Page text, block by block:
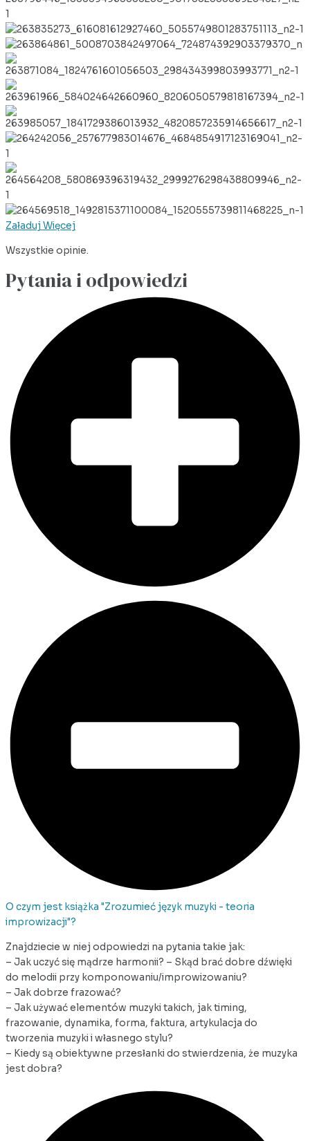
Załaduj Więcej
Wszystkie opinie.
Pytania i odpowiedzi
O czym jest książka "Zrozumieć język muzyki - teoria
improwizacji"?
Znajdziecie w niej odpowiedzi na pytania takie jak:
– Jak uczyć się mądrze harmonii? – Skąd brać dobre dźwięki
do melodii przy komponowaniu/improwizowaniu?
– Jak dobrze frazować?
– Jak używać elementów muzyki takich, jak timing,
frazowanie, dynamika, forma, faktura, artykulacja do
tworzenia muzyki i własnego stylu?
– Kiedy są obiektywne przesłanki do stwierdzenia, że muzyka
jest dobra?